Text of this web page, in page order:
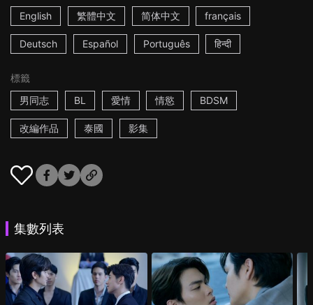
English
繁體中文 简体中文 français
Deutsch Español Português हिन्दी
標籤
男同志
BL 愛情 情慾 BDSM
改編作品 泰國 影集
集數列表